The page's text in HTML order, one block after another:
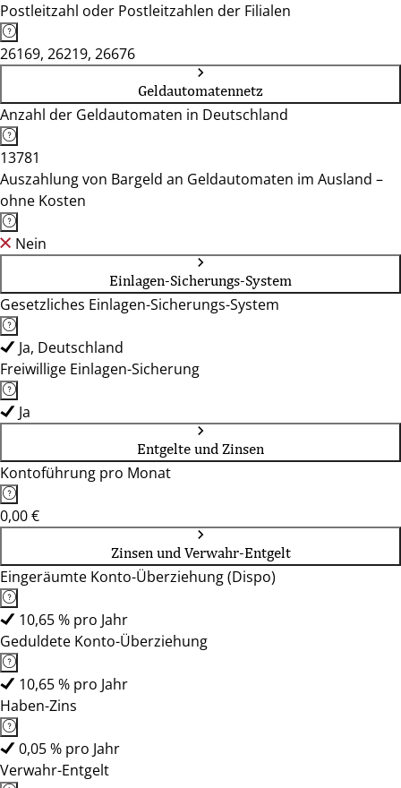
Postleitzahl oder Postleitzahlen der Filialen
26169, 26219, 26676
Geldautomatennetz
Anzahl der Geldautomaten in Deutschland
13781
Auszahlung von Bargeld an Geldautomaten im Ausland –
ohne Kosten
Nein
Einlagen-Sicherungs-System
Gesetzliches Einlagen-Sicherungs-System
Ja, Deutschland
Freiwillige Einlagen-Sicherung
Ja
Entgelte und Zinsen
Kontoführung pro Monat
0,00 €
Zinsen und Verwahr-Entgelt
Eingeräumte Konto-Überziehung (Dispo)
10,65 % pro Jahr
Geduldete Konto-Überziehung
10,65 % pro Jahr
Haben-Zins
0,05 % pro Jahr
Verwahr-Entgelt